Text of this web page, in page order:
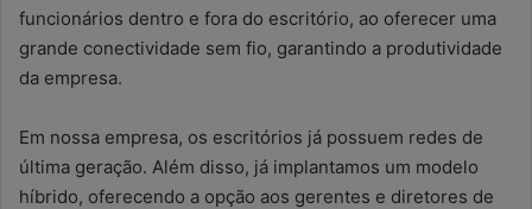
funcionários dentro e fora do escritório, ao oferecer uma
grande conectividade sem fio, garantindo a produtividade
da empresa.
Em nossa empresa, os escritórios já possuem redes de
última geração. Além disso, já implantamos um modelo
híbrido, oferecendo a opção aos gerentes e diretores de